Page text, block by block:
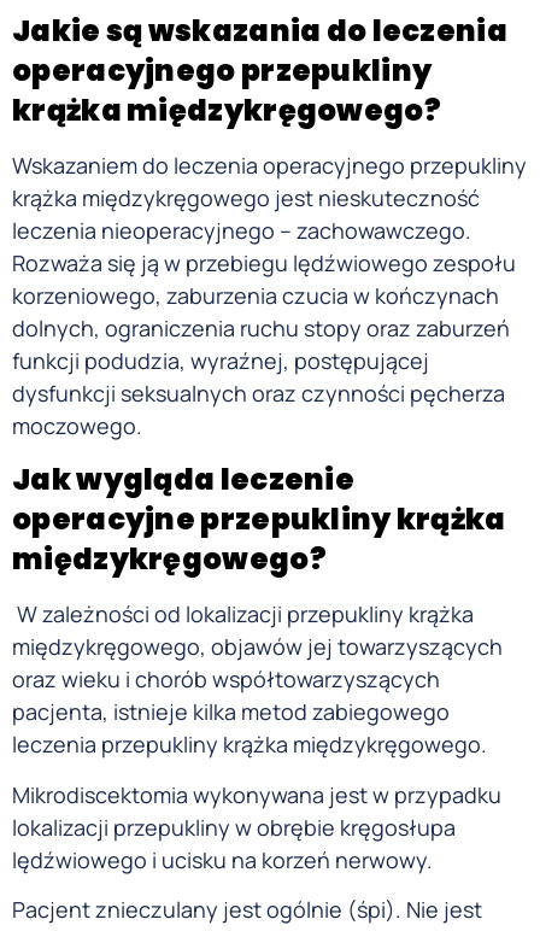
Jakie są wskazania do leczenia
operacyjnego przepukliny
krążka międzykręgowego?
Wskazaniem do leczenia operacyjnego przepukliny
krążka międzykręgowego jest nieskuteczność
leczenia nieoperacyjnego – zachowawczego.
Rozważa się ją w przebiegu lędźwiowego zespołu
korzeniowego, zaburzenia czucia w kończynach
dolnych, ograniczenia ruchu stopy oraz zaburzeń
funkcji podudzia, wyraźnej, postępującej
dysfunkcji seksualnych oraz czynności pęcherza
moczowego.
Jak wygląda leczenie
operacyjne przepukliny krążka
międzykręgowego?
W zależności od lokalizacji przepukliny krążka
międzykręgowego, objawów jej towarzyszących
oraz wieku i chorób współtowarzyszących
pacjenta, istnieje kilka metod zabiegowego
leczenia przepukliny krążka międzykręgowego.
Mikrodiscektomia wykonywana jest w przypadku
lokalizacji przepukliny w obrębie kręgosłupa
lędźwiowego i ucisku na korzeń nerwowy.
Pacjent znieczulany jest ogólnie (śpi). Nie jest